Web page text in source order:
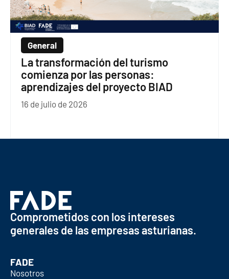
General
La transformación del turismo
comienza por las personas:
aprendizajes del proyecto BIAD
16 de julio de 2026
Comprometidos con los intereses
generales de las empresas asturianas.
FADE
Nosotros